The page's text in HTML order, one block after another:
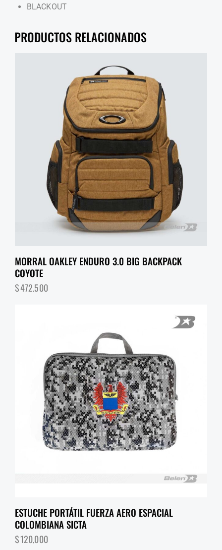
BLACKOUT
PRODUCTOS RELACIONADOS
MORRAL OAKLEY ENDURO 3.0 BIG BACKPACK
COYOTE
$472,500
ESTUCHE PORTÁTIL FUERZA AERO ESPACIAL
COLOMBIANA SICTA
$120,000